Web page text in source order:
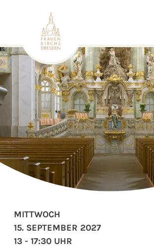
MITTWOCH
15. SEPTEMBER 2027
13 - 17:30 UHR